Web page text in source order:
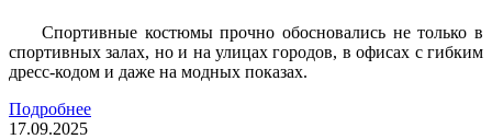
Спортивные костюмы прочно обосновались не только в
спортивных залах, но и на улицах городов, в офисах с гибким
дресс-кодом и даже на модных показах.
Подробнее
17.09.2025